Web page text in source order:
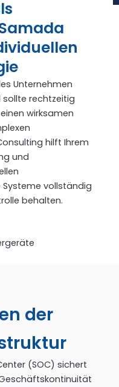
Unternehmen
rechtzeitig
wirksamen
hilft Ihrem
und
vollständig
behalten.
der
(SOC) sichert